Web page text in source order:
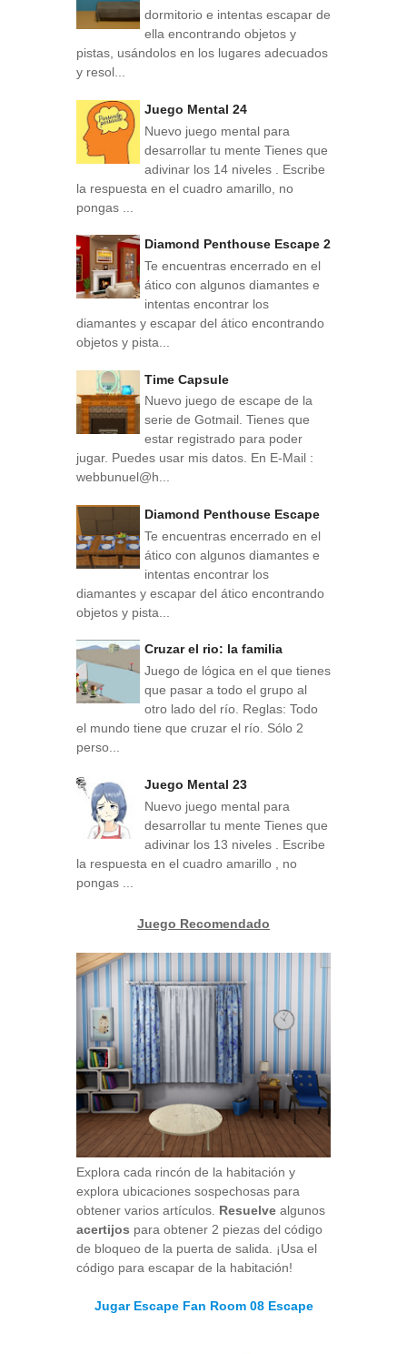
dormitorio e intentas escapar de
ella encontrando objetos y
pistas, usándolos en los lugares adecuados
y resol...
Juego Mental 24
Nuevo juego mental para
desarrollar tu mente Tienes que
adivinar los 14 niveles . Escribe
la respuesta en el cuadro amarillo, no
pongas ...
Diamond Penthouse Escape 2
Te encuentras encerrado en el
ático con algunos diamantes e
intentas encontrar los
diamantes y escapar del ático encontrando
objetos y pista...
Time Capsule
Nuevo juego de escape de la
serie de Gotmail. Tienes que
estar registrado para poder
jugar. Puedes usar mis datos. En E-Mail :
webbunuel@h...
Diamond Penthouse Escape
Te encuentras encerrado en el
ático con algunos diamantes e
intentas encontrar los
diamantes y escapar del ático encontrando
objetos y pista...
Cruzar el rio: la familia
Juego de lógica en el que tienes
que pasar a todo el grupo al
otro lado del río. Reglas: Todo
el mundo tiene que cruzar el río. Sólo 2
perso...
Juego Mental 23
Nuevo juego mental para
desarrollar tu mente Tienes que
adivinar los 13 niveles . Escribe
la respuesta en el cuadro amarillo , no
pongas ...
Juego Recomendado
Explora cada rincón de la habitación y
explora ubicaciones sospechosas para
obtener varios artículos. Resuelve algunos
acertijos para obtener 2 piezas del código
de bloqueo de la puerta de salida. ¡Usa el
código para escapar de la habitación!
Jugar Escape Fan Room 08 Escape